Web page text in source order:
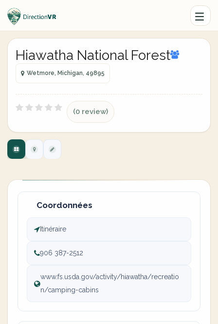
Hiawatha National Forest
Wetmore, Michigan, 49895
(0 review)
Coordonnées
Itinéraire
906 387-2512
www.fs.usda.gov/activity/hiawatha/recreatio
n/camping-cabins